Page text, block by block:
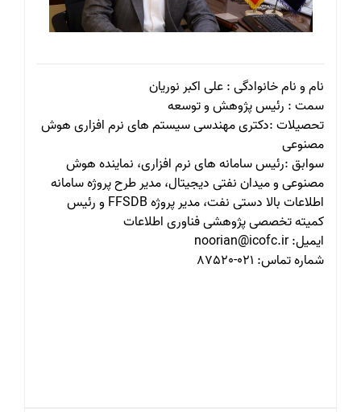
نام و نام خانوادگی : علی اکبر نوریان
سمت : رئیس پژوهش و توسعه
تحصیلات :دکتری مهندسی سیستم های نرم افزاری هوش
مصنوعی
سوابق :رئیس سامانه های نرم افزاری، نماینده هوش
مصنوعی و میدان نفتی دیجیتال، مدیر طرح پروژه سامانه
اطلاعات بالا دستی نفت، مدیر پروژه FFSDB و رئیس
کمیته تخصصی پژوهشی فناوری اطلاعات
ایمیل: noorian@icofc.ir
شماره تماس: 021-87520